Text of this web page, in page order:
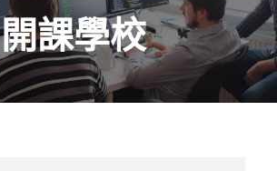
開課學校